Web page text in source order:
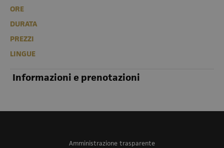
ORE
DURATA
PREZZI
LINGUE
Informazioni e prenotazioni
Amministrazione trasparente